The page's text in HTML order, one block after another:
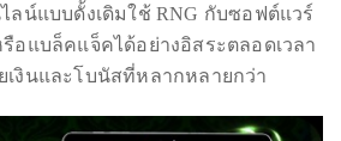
ลน์แบบดั้งเดิมใช้ RNG กับซอฟต์แวร์
อแบล็คแจ็คได้อย่างอิสระตลอดเวลา
เงินและโบนัสที่หลากหลายกว่า